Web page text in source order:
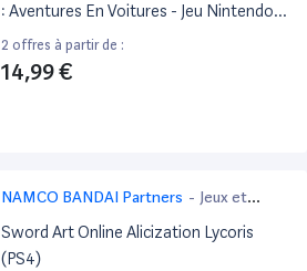
: Aventures En Voitures - Jeu Nintendo
Switch
2 offres à partir de :
14,99 €
NAMCO BANDAI Partners - Jeux et
Jouets
Sword Art Online Alicization Lycoris
(PS4)